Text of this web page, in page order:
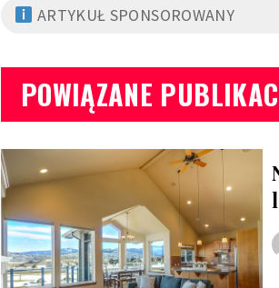
ARTYKUŁ SPONSOROWANY
POWIĄZANE